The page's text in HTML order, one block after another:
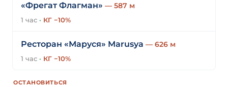
«Фрегат Флагман» — 587 м
1 час · КГ −10%
Ресторан «Маруся» Marusya — 626 м
1 час · КГ −10%
ОСТАНОВИТЬСЯ